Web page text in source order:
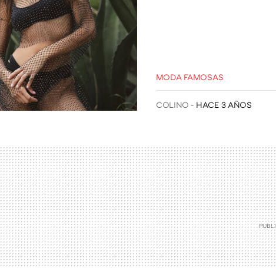
MODA FAMOSAS
COLINO HACE 3 AÑOS